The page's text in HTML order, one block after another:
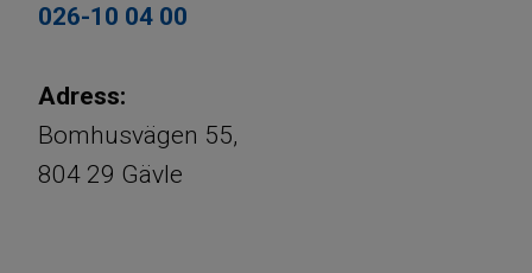
026-10 04 00
​​​​​​​​​​​​​​Adress:
​​​​​​​Bomhusvägen 55,
​​​​​​​804 29 Gävle